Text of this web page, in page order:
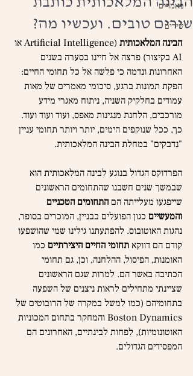
מאמרים
שירים
שירים טובים. ועכשיו מה?
הבינה המלאכותית
(Artificial Intelligence או
AI בקיצור) פרצה אל חיינו בסערה בשנים
האחרונות ונדמה כי פלשה אל כל תחומי החיים:
הפקת תמונות ברגע, סיכומי מאמרים של מאות
עמודים בחלקיק השניה, ניתוח מאגרי מידע
מורכבים, הלחנת מנגינות מאפס, ועוד ועוד ועוד.
כך, ככל שנוקפים הימים, יותר ויותר תחומי עניין
"נדבקים" במחלת הבינה המלאכותית.
הפרדוקס הגדול בנוגע לבינה המלאכותית הוא
שבמשך שנים חשבנו שהתחומים הראשונים
שייפגעו מעלייתה הם התחומים הטכניים
והמעשיים כגון הפועלים בבניין, המוכרים בסופר,
נהגות האוטובוס. להפתעתנו גילינו שמי שהושפעו
קודם הם דווקא תחומי החיים היצירתיים כמו
האומנות, הפיסול, ההלחנה, וכן, גם תחומי
הכתיבה באשר הם. למרות שגם הראשונים
שציינתי מתחילים לראות ניצנים של השפעה
בתחומיהם (כמו למשל במקרה של הרובוטים של
Boston Dynamics והמחקר בתחום המכוניות
האוטונומיות), לפחות לבינתיים, האחרונים הם
המפסידים הגדולים.